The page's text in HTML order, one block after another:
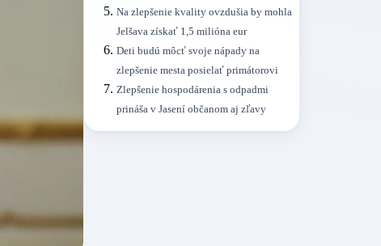
Na zlepšenie kvality ovzdušia by mohla
Jelšava získať 1,5 milióna eur
Deti budú môcť svoje nápady na
zlepšenie mesta posielať primátorovi
Zlepšenie hospodárenia s odpadmi
prináša v Jasení občanom aj zľavy